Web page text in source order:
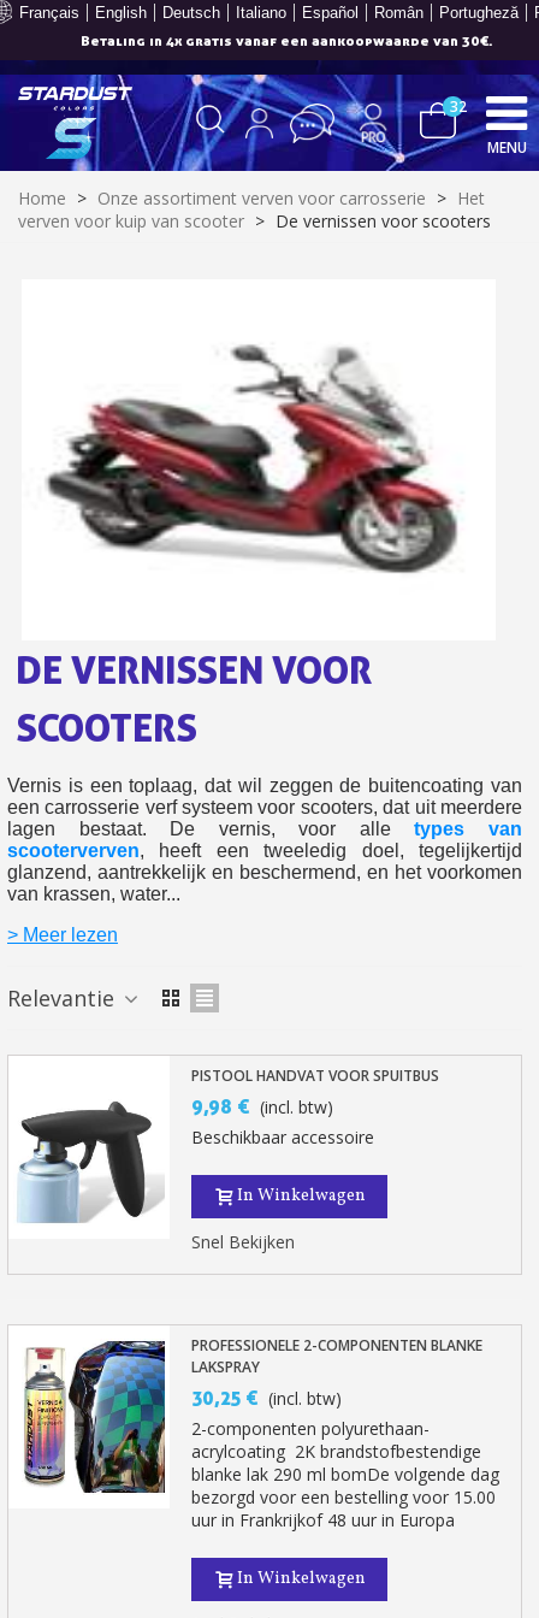
Français English Deutsch Italiano Español Român Portugheză
Betaling in 4x gratis vanaf een aankoopwaarde van 30€.
Levering binnen 48-72 uur in Nederland
Betaling in 4x gratis vanaf een aankoopwaarde van 30€.
Je online offerte in minder dan 1 minuut
Deel je creaties en ontvang shopping vouchers
Verzamel loyaliteitspunten bij elke bestelling
Retourneer producten binnen 14 dagen
Schrijf je in voor de nieuwsbrief: €5 korting
Levering binnen 48-72 uur in Nederland
Je online offerte in minder dan 1 minuut
Deel je creaties en ontvang shopping vouchers
Verzamel loyaliteitspunten bij elke bestelling
Retourneer producten binnen 14 dagen
Schrijf je in voor de nieuwsbrief: €5 korting
Schrijf je in voor de nieuwsbrief: €5 korting
Levering binnen 48-72 uur in Nederland
Betaling in 4x gratis vanaf een aankoopwaarde van 30€.
Je online offerte in minder dan 1 minuut
Deel je creaties en ontvang shopping vouchers
Verzamel loyaliteitspunten bij elke bestelling
32
MENU
Home > Onze assortiment verven voor carrosserie > Het
verven voor kuip van scooter > De vernissen voor scooters
DE VERNISSEN VOOR
SCOOTERS
Vernis is een toplaag, dat wil zeggen de buitencoating van
een carrosserie verf systeem voor scooters, dat uit meerdere
lagen bestaat. De vernis, voor alletypes van
scooterverven, heeft een tweeledig doel, tegelijkertijd
glanzend, aantrekkelijk en beschermend, en het voorkomen
van krassen, water...
> Meer lezen
Relevantie
PISTOOL HANDVAT VOOR SPUITBUS
9,98 € (incl. btw)
Beschikbaar accessoire
In Winkelwagen
Snel Bekijken
PROFESSIONELE 2-COMPONENTEN BLANKE
LAKSPRAY
30,25 € (incl. btw)
2-componenten polyurethaan-
acrylcoating 2K brandstofbestendige
blanke lak 290 ml bomDe volgende dag
bezorgd voor een bestelling voor 15.00
uur in Frankrijkof 48 uur in Europa
In Winkelwagen